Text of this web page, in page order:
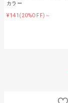
カラー
¥141 (20%OFF)～